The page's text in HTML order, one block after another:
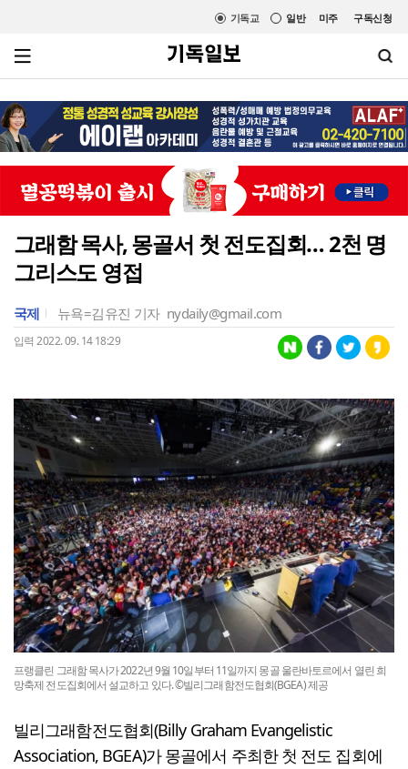
미주 구독신청
일반
기독교
그래함 목사, 몽골서 첫 전도집회… 2천 명
그리스도 영접
국제 뉴욕=김유진 기자 nydaily@gmail.com
입력 2022. 09. 14 18:29
프랭클린 그래함 목사가 2022년 9월 10일부터 11일까지 몽골 울란바토르에서 열린 희
망축제 전도집회에서 설교하고 있다. ©빌리그래함전도협회(BGEA) 제공
빌리그래함전도협회(Billy Graham Evangelistic
Association, BGEA)가 몽골에서 주최한 첫 전도 집회에